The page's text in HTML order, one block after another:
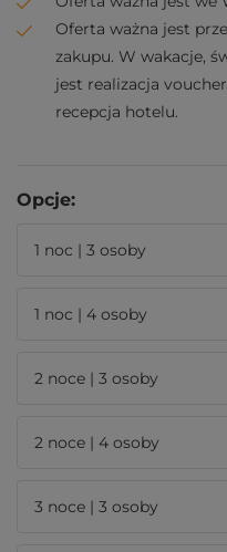
Oferta ważna jest
zakupu. W wakacje,
jest realizacja
recepcja hotelu.
Opcje:
1 noc | 3 osoby
1 noc | 4 osoby
2 noce | 3 osoby
2 noce | 4 osoby
3 noce | 3 osoby